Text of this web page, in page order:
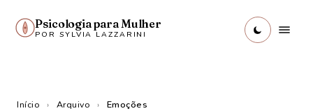
Psicologia para Mulher
POR SYLVIA LAZZARINI
Início › Arquivo › Emoções